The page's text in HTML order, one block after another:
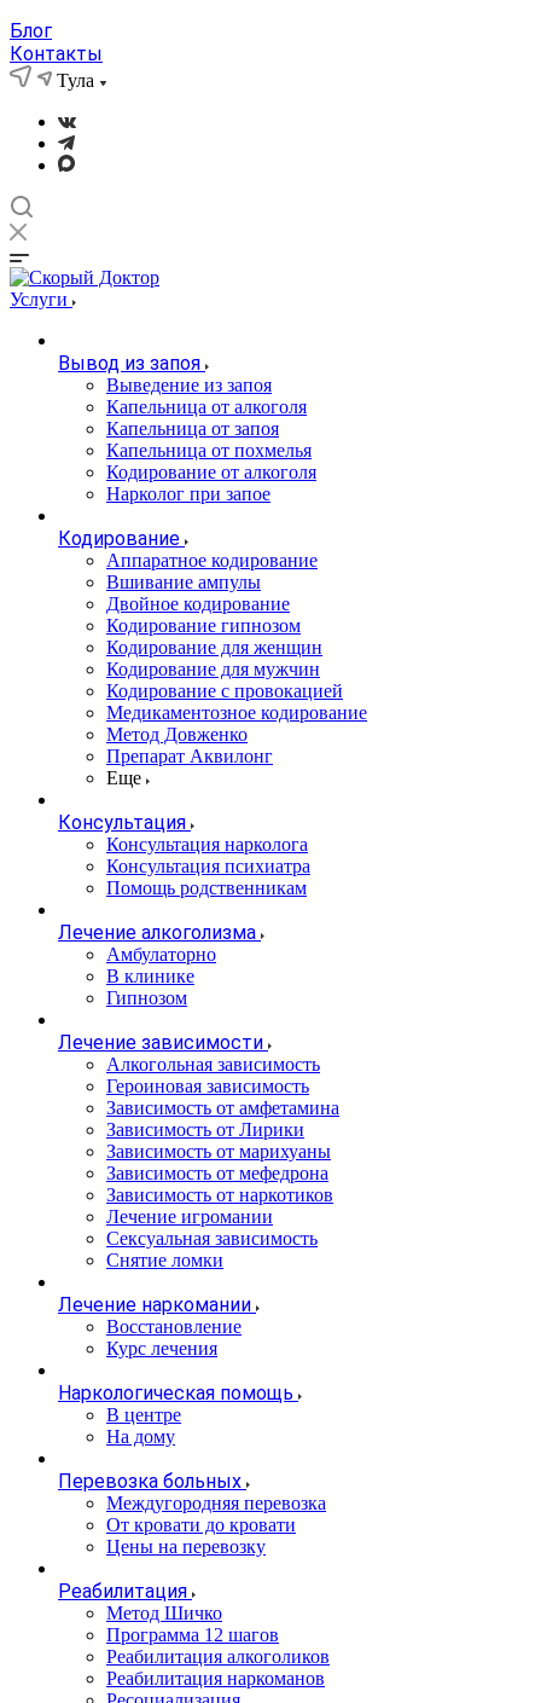
Блог
Контакты
Тула
Услуги
Вывод из запоя
Выведение из запоя
Капельница от алкоголя
Капельница от запоя
Капельница от похмелья
Кодирование от алкоголя
Нарколог при запое
Кодирование
Аппаратное кодирование
Вшивание ампулы
Двойное кодирование
Кодирование гипнозом
Кодирование для женщин
Кодирование для мужчин
Кодирование с провокацией
Медикаментозное кодирование
Метод Довженко
Препарат Аквилонг
Еще
Консультация
Консультация нарколога
Консультация психиатра
Помощь родственникам
Лечение алкоголизма
Амбулаторно
В клинике
Гипнозом
Лечение зависимости
Алкогольная зависимость
Героиновая зависимость
Зависимость от амфетамина
Зависимость от Лирики
Зависимость от марихуаны
Зависимость от мефедрона
Зависимость от наркотиков
Лечение игромании
Сексуальная зависимость
Снятие ломки
Лечение наркомании
Восстановление
Курс лечения
Наркологическая помощь
В центре
На дому
Перевозка больных
Междугородняя перевозка
От кровати до кровати
Цены на перевозку
Реабилитация
Метод Шичко
Программа 12 шагов
Реабилитация алкоголиков
Реабилитация наркоманов